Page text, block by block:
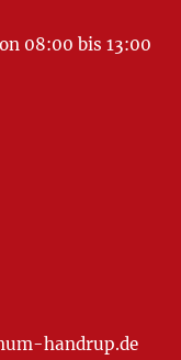
08:00 bis 13:00
handrup.de